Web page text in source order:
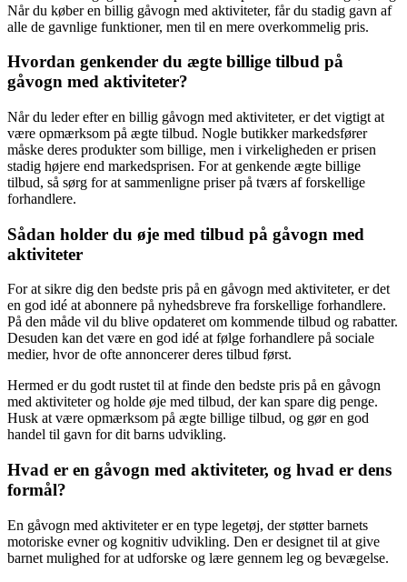
Når du køber en billig gåvogn med aktiviteter, får du stadig gavn af
alle de gavnlige funktioner, men til en mere overkommelig pris.
Hvordan genkender du ægte billige tilbud på
gåvogn med aktiviteter?
Når du leder efter en billig gåvogn med aktiviteter, er det vigtigt at
være opmærksom på ægte tilbud. Nogle butikker markedsfører
måske deres produkter som billige, men i virkeligheden er prisen
stadig højere end markedsprisen. For at genkende ægte billige
tilbud, så sørg for at sammenligne priser på tværs af forskellige
forhandlere.
Sådan holder du øje med tilbud på gåvogn med
aktiviteter
For at sikre dig den bedste pris på en gåvogn med aktiviteter, er det
en god idé at abonnere på nyhedsbreve fra forskellige forhandlere.
På den måde vil du blive opdateret om kommende tilbud og rabatter.
Desuden kan det være en god idé at følge forhandlere på sociale
medier, hvor de ofte annoncerer deres tilbud først.
Hermed er du godt rustet til at finde den bedste pris på en gåvogn
med aktiviteter og holde øje med tilbud, der kan spare dig penge.
Husk at være opmærksom på ægte billige tilbud, og gør en god
handel til gavn for dit barns udvikling.
Hvad er en gåvogn med aktiviteter, og hvad er dens
formål?
En gåvogn med aktiviteter er en type legetøj, der støtter barnets
motoriske evner og kognitiv udvikling. Den er designet til at give
barnet mulighed for at udforske og lære gennem leg og bevægelse.